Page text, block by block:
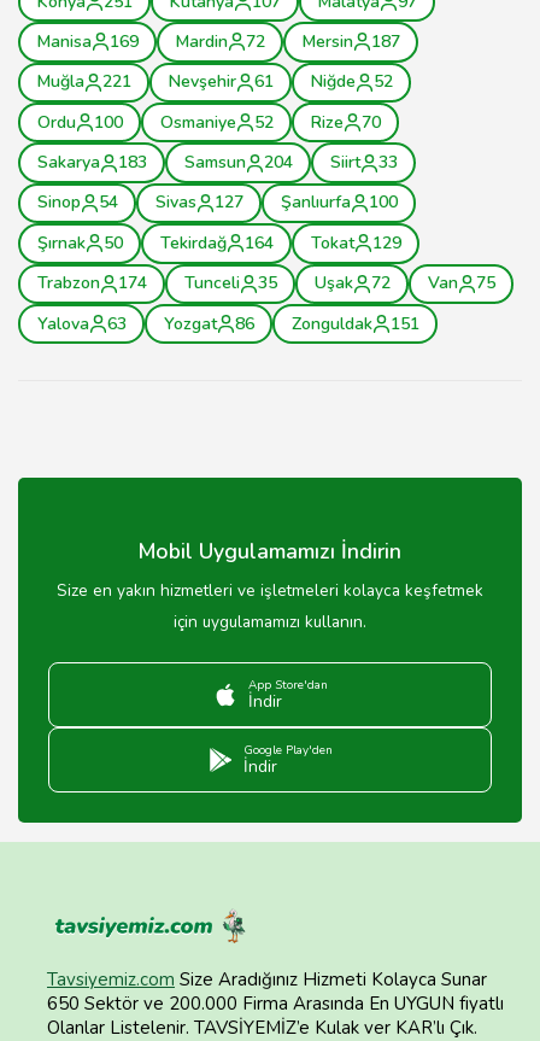
Manisa
169 Mardin 72 Mersin
187
Muğla
221 Nevşehir 61 Niğde
52
Ordu
100 Osmaniye 52 Rize
70
Sakarya
183 Samsun 204 Siirt
33
Sinop
54 Sivas 127 Şanlıurfa
100
Şırnak
50 Tekirdağ 164 Tokat
129
Trabzon
174 Tunceli 35 Uşak 72 Van
75
Yalova
63 Yozgat 86 Zonguldak 151
Mobil Uygulamamızı İndirin
Size en yakın hizmetleri ve işletmeleri kolayca keşfetmek
için uygulamamızı kullanın.
App Store'dan
İndir
Google Play'den
İndir
Tavsiyemiz.com Size Aradığınız Hizmeti Kolayca Sunar
650 Sektör ve 200.000 Firma Arasında En UYGUN fiyatlı
Olanlar Listelenir. TAVSİYEMİZ’e Kulak ver KAR’lı Çık.